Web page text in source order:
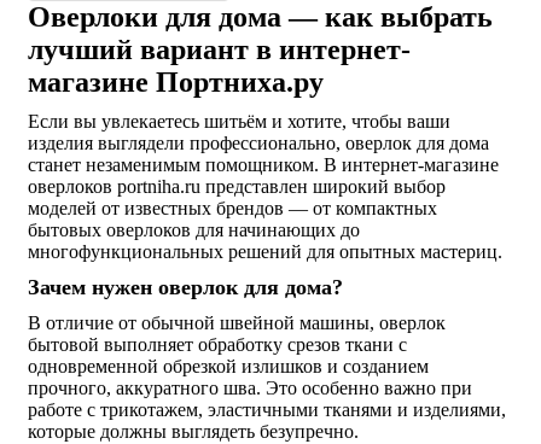
Оверлоки для дома — как выбрать
лучший вариант в интернет-
магазине Портниха.ру
Если вы увлекаетесь шитьём и хотите, чтобы ваши
изделия выглядели профессионально, оверлок для дома
станет незаменимым помощником. В интернет-магазине
оверлоков portniha.ru представлен широкий выбор
моделей от известных брендов — от компактных
бытовых оверлоков для начинающих до
многофункциональных решений для опытных мастериц.
Зачем нужен оверлок для дома?
В отличие от обычной швейной машины, оверлок
бытовой выполняет обработку срезов ткани с
одновременной обрезкой излишков и созданием
прочного, аккуратного шва. Это особенно важно при
работе с трикотажем, эластичными тканями и изделиями,
которые должны выглядеть безупречно.